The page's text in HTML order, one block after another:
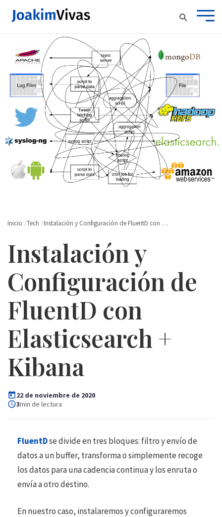
Inicio Tech Instalación y Configuración de FluentD con …
Instalación y
Configuración de
FluentD con
Elasticsearch +
Kibana
22 de noviembre de 2020
3min de lectura
FluentDse divide en tres bloques: filtro y envío de
datos a un buffer, transforma o simplemente recoge
los datos para una cadencia continua y los enruta o
envía a otro destino.
En nuestro caso, instalaremos y configuraremos